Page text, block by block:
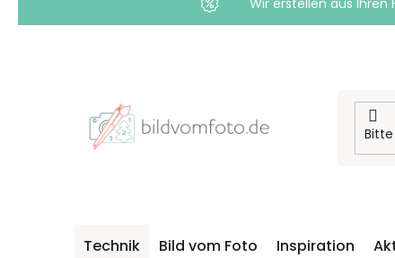
Wir erstellen aus Ihren
Technik Bild vom Foto Inspiration